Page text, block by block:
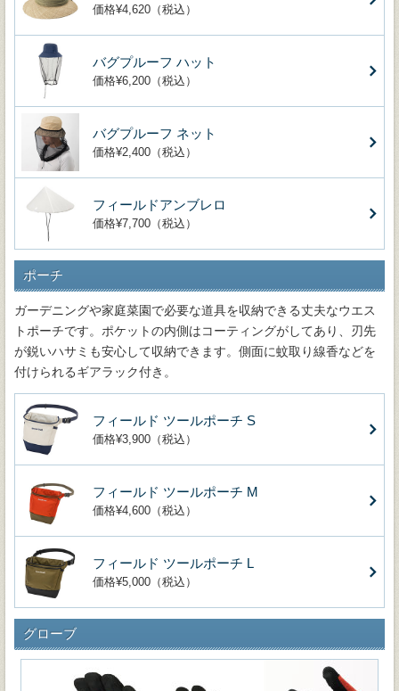
価格¥4,620（税込）
バグプルーフ ハット
価格¥6,200（税込）
バグプルーフ ネット
価格¥2,400（税込）
フィールドアンブレロ
価格¥7,700（税込）
ポーチ
ガーデニングや家庭菜園で必要な道具を収納できる丈夫なウエス
トポーチです。ポケットの内側はコーティングがしてあり、刃先
が鋭いハサミも安心して収納できます。側面に蚊取り線香などを
付けられるギアラック付き。
フィールド ツールポーチ S
価格¥3,900（税込）
フィールド ツールポーチ M
価格¥4,600（税込）
フィールド ツールポーチ L
価格¥5,000（税込）
グローブ